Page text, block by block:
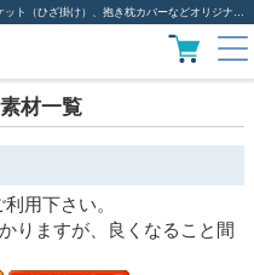
横断幕・応援幕デザイン例｜オリジナルタオル、ブランケット（ひざ掛け）、抱き枕カバーなどオリジナルグッズ作成は電脳プリント
材一覧
用下さい。
りますが、良くなること間